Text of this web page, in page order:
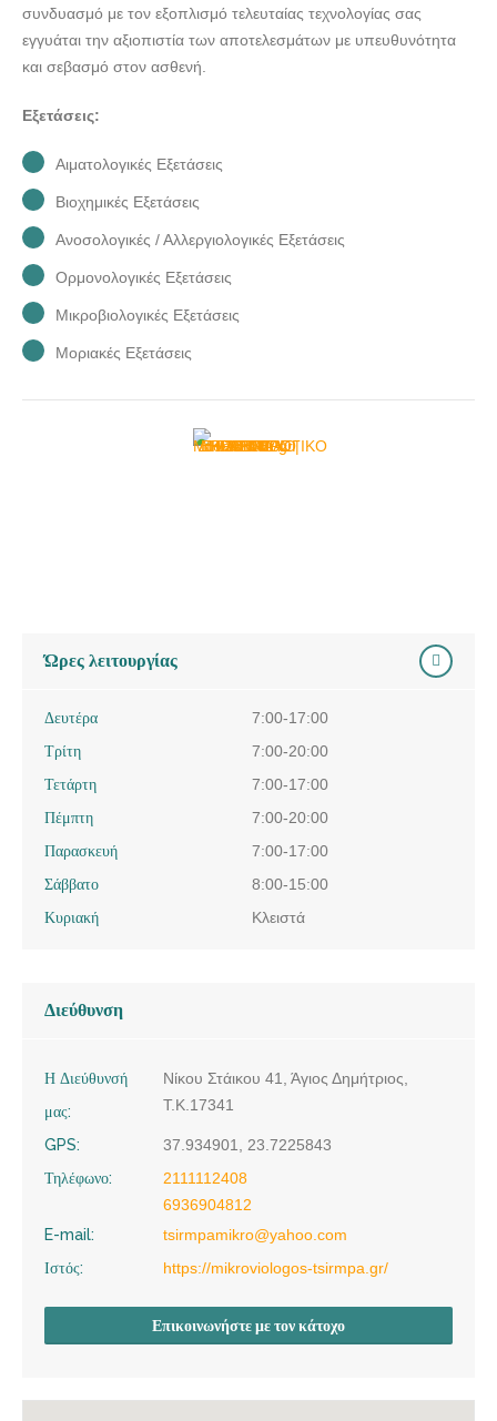
συνδυασμό με τον εξοπλισμό τελευταίας τεχνολογίας σας
εγγυάται την αξιοπιστία των αποτελεσμάτων με υπευθυνότητα
και σεβασμό στον ασθενή.
Εξετάσεις:
Αιματολογικές Εξετάσεις
Βιοχημικές Εξετάσεις
Ανοσολογικές / Αλλεργιολογικές Εξετάσεις
Ορμονολογικές Εξετάσεις
Μικροβιολογικές Εξετάσεις
Μοριακές Εξετάσεις
Ώρες λειτουργίας
Δευτέρα
7:00-17:00
Τρίτη
7:00-20:00
Τετάρτη
7:00-17:00
Πέμπτη
7:00-20:00
Παρασκευή
7:00-17:00
Σάββατο
8:00-15:00
Κυριακή
Κλειστά
Διεύθυνση
Η Διεύθυνσή
μας:
Νίκου Στάικου 41, Άγιος Δημήτριος,
Τ.Κ.17341
GPS:
37.934901, 23.7225843
Τηλέφωνο:
2111112408
6936904812
E-mail:
tsirmpamikro@yahoo.com
Ιστός:
https://mikroviologos-tsirmpa.gr/
Επικοινωνήστε με τον κάτοχο